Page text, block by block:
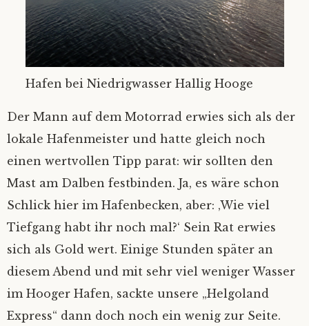
Hafen bei Niedrigwasser Hallig Hooge
Der Mann auf dem Motorrad erwies sich als der
lokale Hafenmeister und hatte gleich noch
einen wertvollen Tipp parat: wir sollten den
Mast am Dalben festbinden. Ja, es wäre schon
Schlick hier im Hafenbecken, aber: ‚Wie viel
Tiefgang habt ihr noch mal?‘ Sein Rat erwies
sich als Gold wert. Einige Stunden später an
diesem Abend und mit sehr viel weniger Wasser
im Hooger Hafen, sackte unsere „Helgoland
Express“ dann doch noch ein wenig zur Seite.